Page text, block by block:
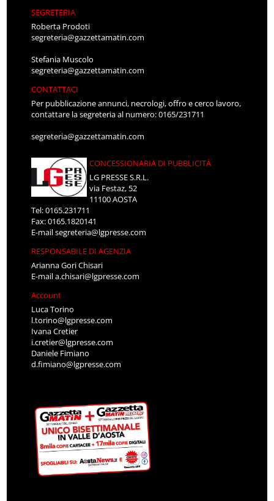
SEGRETERIA
Roberta Prodoti
segreteria@gazzettamatin.com
Stefania Muscolo
segreteria@gazzettamatin.com
CONTATTACI
Per pubblicazione annunci, necrologi, offro e cerco lavoro,
contattare la segreteria al numero: 0165/231711
segreteria@gazzettamatin.com
CONCESSIONARIA DI PUBBLICITÀ
LG PRESSE S.R.L.
via Festaz, 52
11100 AOSTA
Tel: 0165.231711
Fax: 0165.1820141
E-mailsegreteria@lgpresse.com
RESPONSABILE DI AGENZIA
Arianna Gori Chisari
E-maila.chisari@lgpresse.com
Account
Luca Torino
l.torino@lgpresse.com
Ivana Cretier
i.cretier@lgpresse.com
Daniele Fimiano
d.fimiano@lgpresse.com